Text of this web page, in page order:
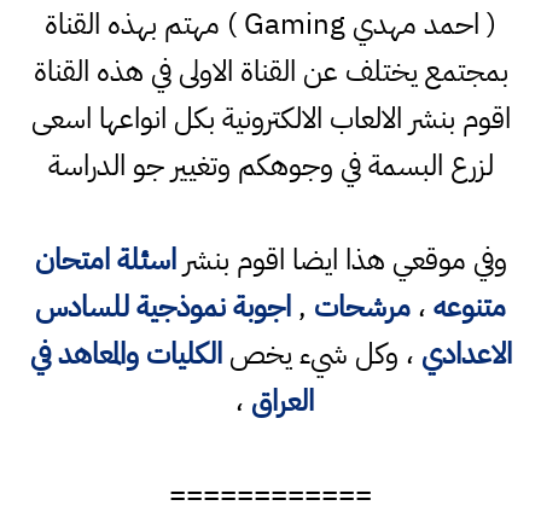
( احمد مهدي Gaming ) مهتم بهذه القناة
بمجتمع يختلف عن القناة الاولى في هذه القناة
اقوم بنشر الالعاب الالكترونية بكل انواعها اسعى
لزرع البسمة في وجوهكم وتغيير جو الدراسة
وفي موقعي هذا ايضا اقوم بنشراسئلة امتحان
متنوعه،مرشحات ,اجوبة نموذجية للسادس
الاعدادي ، وكل شيء يخصالكليات والمعاهد في
العراق ،
============